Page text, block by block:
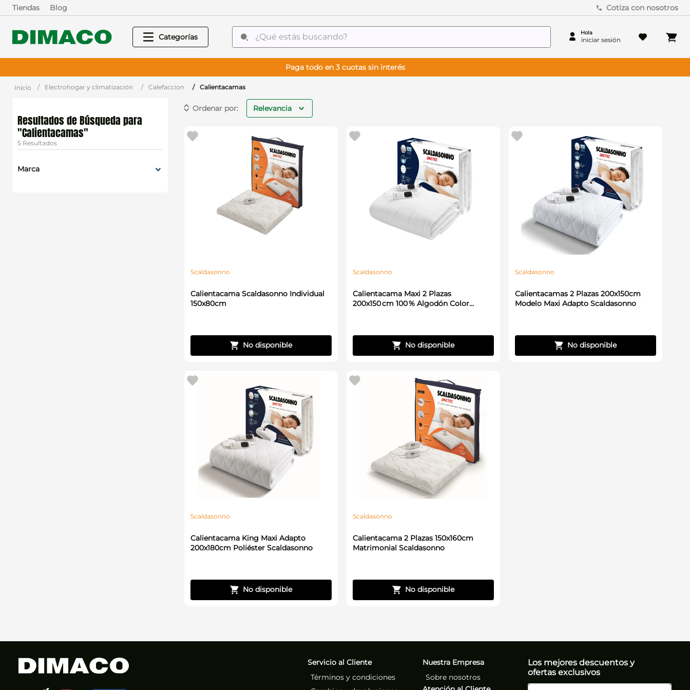
Tiendas Blog Cotiza con nosotros
¿Qué estás buscando?
Paga todo en 3 cuotas sin interés
Electrohogar y climatización Calefaccion Calientacamas
Calientacamas
5
Marca
Relevancia
Scaldasonno
Calientacama Scaldasonno Individual
150x80cm
No disponible
Scaldasonno
Calientacama Maxi 2 Plazas
200x150 cm 100 % Algodón Color
No disponible
Scaldasonno
Calientacamas 2 Plazas 200x150cm
Modelo Maxi Adapto Scaldasonno
No disponible
Scaldasonno
Calientacama King Maxi Adapto
200x180cm Poliéster Scaldasonno
No disponible
Scaldasonno
Calientacama 2 Plazas 150x160cm
Matrimonial Scaldasonno
No disponible
Servicio al Cliente
Términos y condiciones
Nuestra Empresa
Sobre nosotros
Los mejores descuentos y
ofertas exclusivos